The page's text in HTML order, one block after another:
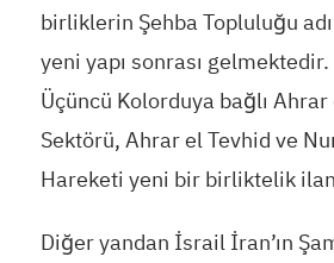
birliklerin Şehba Topluluğu
yeni yapı sonrası
Üçüncü Kolorduya bağlı
Sektörü, Ahrar el Tevhid ve
Hareketi yeni bir birliktelik
Diğer yandan İsrail İran’ın